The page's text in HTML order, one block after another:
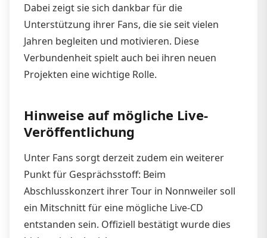
Dabei zeigt sie sich dankbar für die
Unterstützung ihrer Fans, die sie seit vielen
Jahren begleiten und motivieren. Diese
Verbundenheit spielt auch bei ihren neuen
Projekten eine wichtige Rolle.
Hinweise auf mögliche Live-
Veröffentlichung
Unter Fans sorgt derzeit zudem ein weiterer
Punkt für Gesprächsstoff: Beim
Abschlusskonzert ihrer Tour in Nonnweiler soll
ein Mitschnitt für eine mögliche Live-CD
entstanden sein. Offiziell bestätigt wurde dies